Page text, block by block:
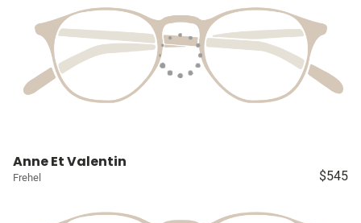
Anne Et Valentin
Frehel $545